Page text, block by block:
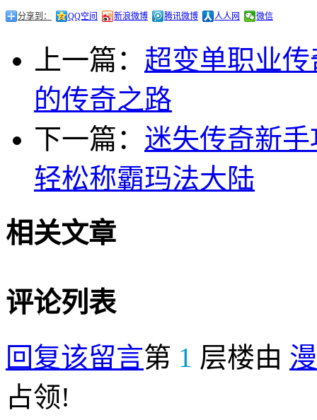
分享到： QQ空间 新浪微博 腾讯微博 人人网 微信
上一篇： 超变单职业
的传奇之路
下一篇： 迷失传奇新
轻松称霸玛法大陆
相关文章
评论列表
回复该留言第 1 层楼由
占领!